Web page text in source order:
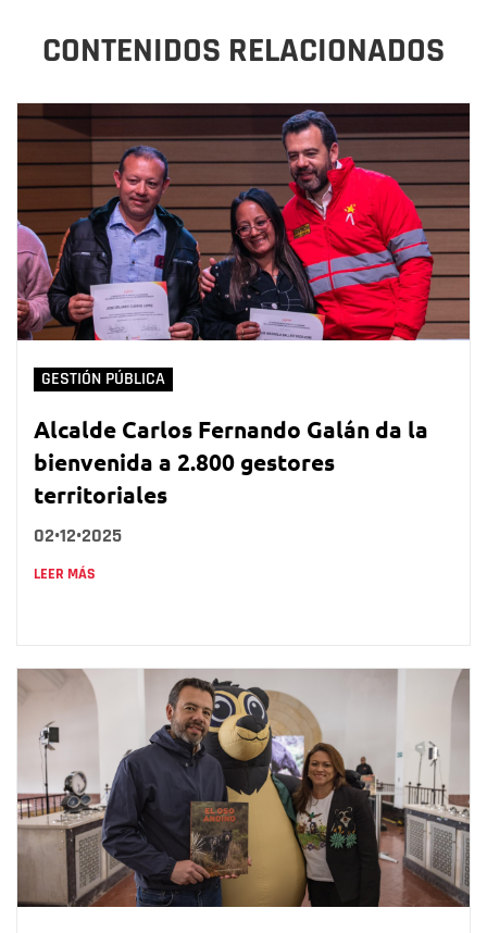
CONTENIDOS RELACIONADOS
GESTIÓN PÚBLICA
Alcalde Carlos Fernando Galán da la
bienvenida a 2.800 gestores
territoriales
02•12•2025
LEER MÁS